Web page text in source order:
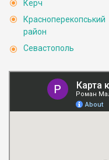
Керч
Красноперекопський
район
Севастополь